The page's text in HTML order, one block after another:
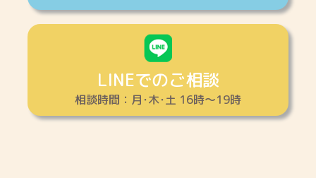
LINEでのご相談
相談時間：月･木･土 16時～19時